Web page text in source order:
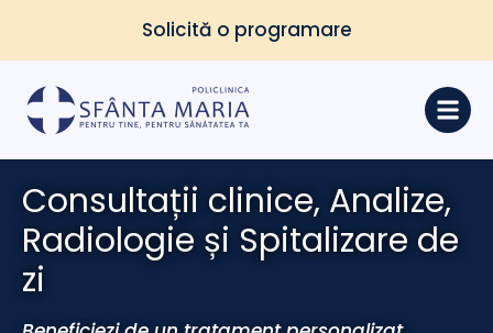
Solicită o programare
Consultații clinice, Analize,
Radiologie și Spitalizare de
zi